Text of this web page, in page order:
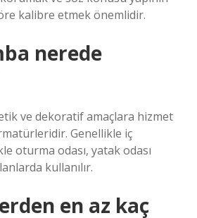
kalibre etmek önemlidir.
nerede
ve dekoratif amaçlara hizmet
Genellikle iç
oturma odası, yatak odası
kullanılır.
en az kaç